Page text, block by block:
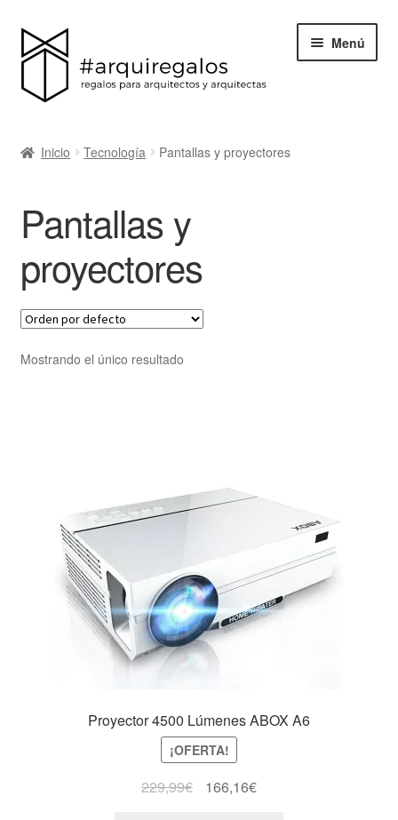
Menú
BLACK FRIDAY
Blog
Acerca de ArquiRegalos
Contacta
Inicio Tecnología Pantallas y proyectores
Pantallas y
proyectores
Mostrando el único resultado
Proyector 4500 Lúmenes ABOX A6
¡OFERTA!
229,99€ 166,16€